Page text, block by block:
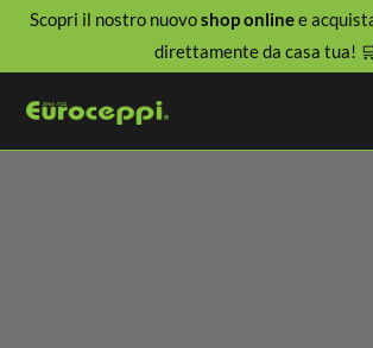
Scopri il nostro nuovoshop onlinee
direttamente da casa tua!